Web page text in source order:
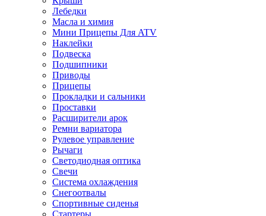
Лебедки
Масла и химия
Мини Прицепы Для ATV
Наклейки
Подвеска
Подшипники
Приводы
Прицепы
Прокладки и сальники
Проставки
Расширители арок
Ремни вариатора
Рулевое управление
Рычаги
Светодиодная оптика
Свечи
Система охлаждения
Снегоотвалы
Спортивные сиденья
Стартеры